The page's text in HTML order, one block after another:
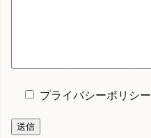
プライバシーポリシー